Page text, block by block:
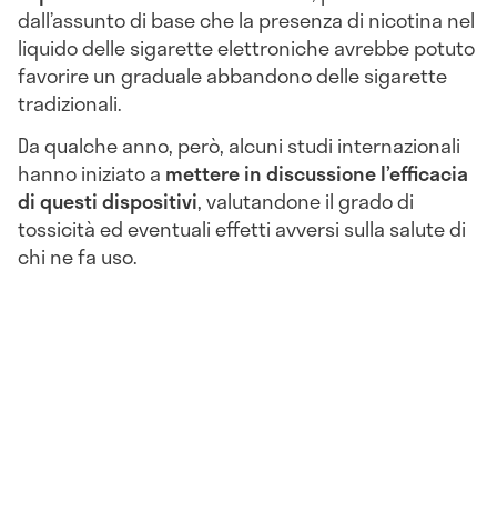
dall’assunto di base che la presenza di nicotina nel
liquido delle sigarette elettroniche avrebbe potuto
favorire un graduale abbandono delle sigarette
tradizionali.
Da qualche anno, però, alcuni studi internazionali
hanno iniziato a mettere in discussione l’efficacia
di questi dispositivi, valutandone il grado di
tossicità ed eventuali effetti avversi sulla salute di
chi ne fa uso.